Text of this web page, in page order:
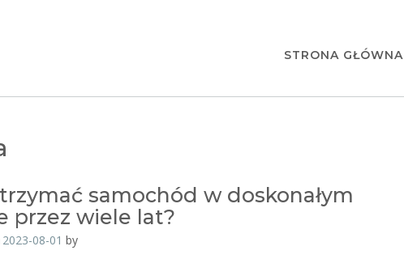
STRONA GŁÓWNA
samochód w doskonałym
przez wiele lat?
2023-08-01 by